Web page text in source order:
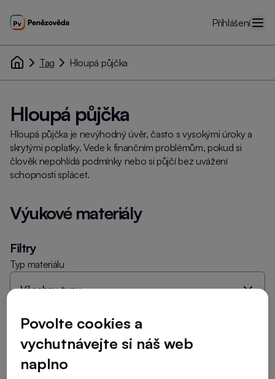
Přihlášení
Tag Hloupá půjčka
Hloupá půjčka
Hloupá půjčka je nevýhodný úvěr, často s vysokými úroky a
skrytými poplatky. Vede k finančním problémům, pokud si
člověk nepohlídá podmínky nebo si půjčí bez uvážení
schopnosti splácet.
Výukové materiály
Filtry
Typ materiálu
Cílová skupina
Stupeň školy
Povolte cookies a
vychutnávejte si náš web
naplno